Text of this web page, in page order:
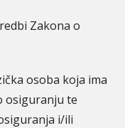
Zakona o
osoba koja ima
osiguranju te
i/ili